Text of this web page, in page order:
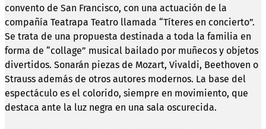
convento de San Francisco, con una actuación de la
compañía Teatrapa Teatro llamada “Títeres en concierto”.
Se trata de una propuesta destinada a toda la familia en
forma de “collage” musical bailado por muñecos y objetos
divertidos. Sonarán piezas de Mozart, Vivaldi, Beethoven o
Strauss además de otros autores modernos. La base del
espectáculo es el colorido, siempre en movimiento, que
destaca ante la luz negra en una sala oscurecida.